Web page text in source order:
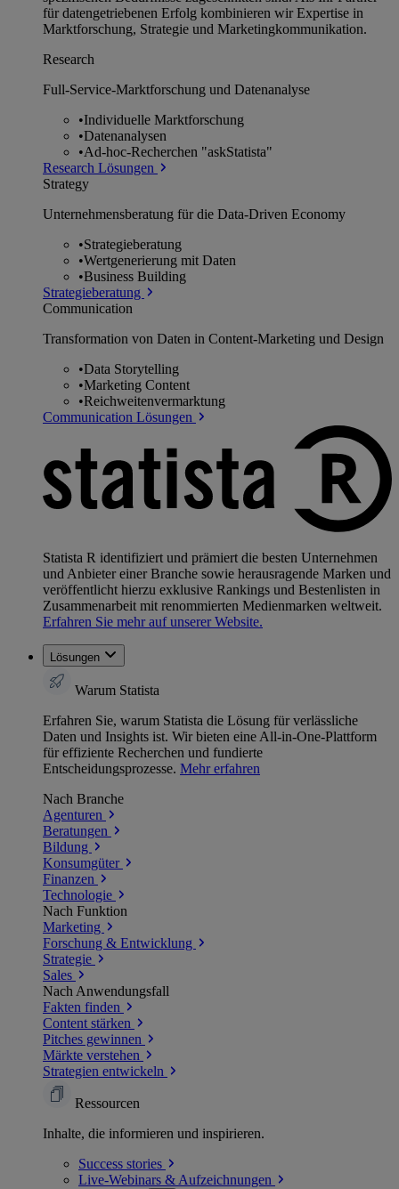
für datengetriebenen Erfolg kombinieren wir Expertise in
Marktforschung, Strategie und Marketingkommunikation.
Research
Full-Service-Marktforschung und Datenanalyse
•Individuelle Marktforschung
•Datenanalysen
•Ad-hoc-Recherchen "askStatista"
Research Lösungen
Strategy
Unternehmens­beratung für die Data-Driven Economy
•Strategieberatung
•Wertgenerierung mit Daten
•Business Building
Strategieberatung
Communication
Transformation von Daten in Content-Marketing und Design
•Data Storytelling
•Marketing Content
•Reichweitenvermarktung
Communication Lösungen
Statista R identifiziert und prämiert die besten Unternehmen
und Anbieter einer Branche sowie herausragende Marken und
veröffentlicht hierzu exklusive Rankings und Bestenlisten in
Zusammenarbeit mit renommierten Medienmarken weltweit.
Erfahren Sie mehr auf unserer Website.
Lösungen
Warum Statista
Erfahren Sie, warum Statista die Lösung für verlässliche
Daten und Insights ist. Wir bieten eine All-in-One-Plattform
für effiziente Recherchen und fundierte
Entscheidungsprozesse. Mehr erfahren
Nach Branche
Agenturen
Beratungen
Bildung
Konsumgüter
Finanzen
Technologie
Nach Funktion
Marketing
Forschung & Entwicklung
Strategie
Sales
Nach Anwendungsfall
Fakten finden
Content stärken
Pitches gewinnen
Märkte verstehen
Strategien entwickeln
Ressourcen
Inhalte, die informieren und inspirieren.
Success stories
Live-Webinars & Aufzeichnungen